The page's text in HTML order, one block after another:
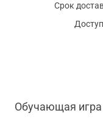
Срок
Обучающая